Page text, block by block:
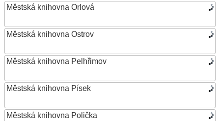
Městská knihovna Orlová
Městská knihovna Ostrov
Městská knihovna Pelhřimov
Městská knihovna Písek
Městská knihovna Polička